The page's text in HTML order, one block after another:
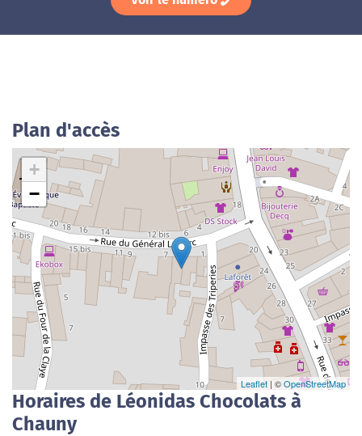
Plan d'accès
+
−
Leaflet | ©OpenStreetMap
Horaires de Léonidas Chocolats à
Chauny